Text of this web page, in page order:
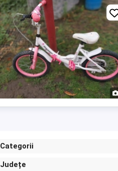
Categorii
Județe